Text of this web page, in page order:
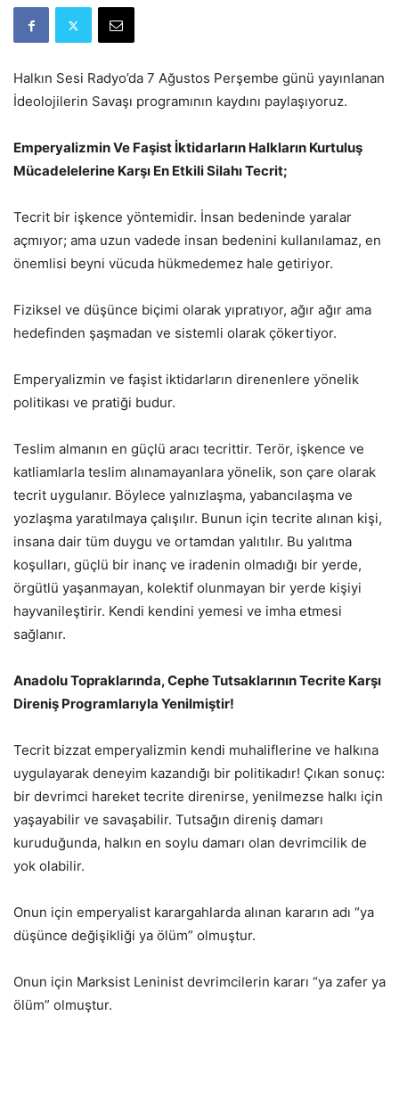
Halkın Sesi Radyo’da 7 Ağustos Perşembe günü yayınlanan
İdeolojilerin Savaşı programının kaydını paylaşıyoruz.
Emperyalizmin Ve Faşist İktidarların Halkların Kurtuluş
Mücadelelerine Karşı En Etkili Silahı Tecrit;
Tecrit bir işkence yöntemidir. İnsan bedeninde yaralar
açmıyor; ama uzun vadede insan bedenini kullanılamaz, en
önemlisi beyni vücuda hükmedemez hale getiriyor.
Fiziksel ve düşünce biçimi olarak yıpratıyor, ağır ağır ama
hedefinden şaşmadan ve sistemli olarak çökertiyor.
Emperyalizmin ve faşist iktidarların direnenlere yönelik
politikası ve pratiği budur.
Teslim almanın en güçlü aracı tecrittir. Terör, işkence ve
katliamlarla teslim alınamayanlara yönelik, son çare olarak
tecrit uygulanır. Böylece yalnızlaşma, yabancılaşma ve
yozlaşma yaratılmaya çalışılır. Bunun için tecrite alınan kişi,
insana dair tüm duygu ve ortamdan yalıtılır. Bu yalıtma
koşulları, güçlü bir inanç ve iradenin olmadığı bir yerde,
örgütlü yaşanmayan, kolektif olunmayan bir yerde kişiyi
hayvanileştirir. Kendi kendini yemesi ve imha etmesi
sağlanır.
Anadolu Topraklarında, Cephe Tutsaklarının Tecrite Karşı
Direniş Programlarıyla Yenilmiştir!
Tecrit bizzat emperyalizmin kendi muhaliflerine ve halkına
uygulayarak deneyim kazandığı bir politikadır! Çıkan sonuç:
bir devrimci hareket tecrite direnirse, yenilmezse halkı için
yaşayabilir ve savaşabilir. Tutsağın direniş damarı
kuruduğunda, halkın en soylu damarı olan devrimcilik de
yok olabilir.
Onun için emperyalist karargahlarda alınan kararın adı “ya
düşünce değişikliği ya ölüm” olmuştur.
Onun için Marksist Leninist devrimcilerin kararı “ya zafer ya
ölüm” olmuştur.